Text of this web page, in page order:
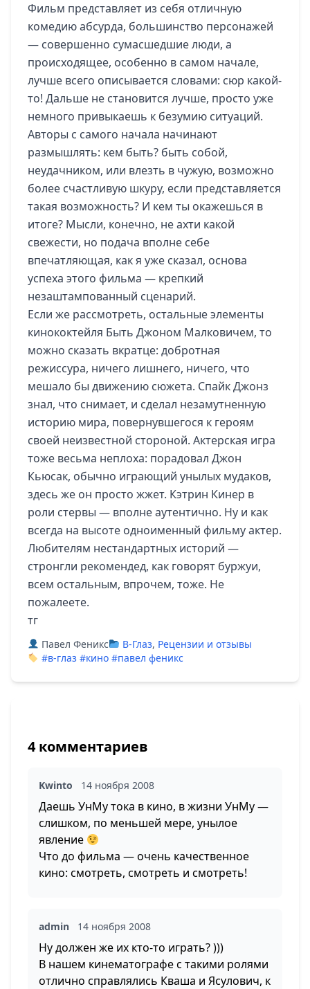
Фильм представляет из себя отличную
комедию абсурда, большинство персонажей
— совершенно сумасшедшие люди, а
происходящее, особенно в самом начале,
лучше всего описывается словами: сюр какой-
то! Дальше не становится лучше, просто уже
немного привыкаешь к безумию ситуаций.
Авторы с самого начала начинают
размышлять: кем быть? быть собой,
неудачником, или влезть в чужую, возможно
более счастливую шкуру, если представляется
такая возможность? И кем ты окажешься в
итоге? Мысли, конечно, не ахти какой
свежести, но подача вполне себе
впечатляющая, как я уже сказал, основа
успеха этого фильма — крепкий
незаштампованный сценарий.
Если же рассмотреть, остальные элементы
кинококтейля Быть Джоном Малковичем, то
можно сказать вкратце: добротная
режиссура, ничего лишнего, ничего, что
мешало бы движению сюжета. Спайк Джонз
знал, что снимает, и сделал незамутненную
историю мира, повернувшегося к героям
своей неизвестной стороной. Актерская игра
тоже весьма неплоха: порадовал Джон
Кьюсак, обычно играющий унылых мудаков,
здесь же он просто жжет. Кэтрин Кинер в
роли стервы — вполне аутентично. Ну и как
всегда на высоте одноименный фильму актер.
Любителям нестандартных историй —
стронгли рекомендед, как говорят буржуи,
всем остальным, впрочем, тоже. Не
пожалеете.
тг
Павел Феникс В-Глаз, Рецензии и отзывы
#в-глаз #кино #павел феникс
4 комментариев
Kwinto 14 ноября 2008
Даешь УнМу тока в кино, в жизни УнМу —
слишком, по меньшей мере, унылое
явление
Что до фильма — очень качественное
кино: смотреть, смотреть и смотреть!
admin 14 ноября 2008
Ну должен же их кто-то играть? )))
В нашем кинематографе с такими ролями
отлично справлялись Кваша и Ясулович, к